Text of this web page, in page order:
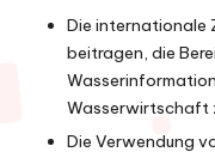
Die internationale
beitragen, die
Wasserwirtschaft
Die Verwendung